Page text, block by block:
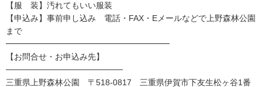
【服 装】汚れてもいい服装
【申込み】事前申し込み 電話・FAX・Eメールなどで上野森林公園
まで
━━━━━━━━━━━━━━━━━━━━
【お問合せ・お申込み先】
────────────────────
三重県上野森林公園 〒518-0817 三重県伊賀市下友生松ヶ谷1番